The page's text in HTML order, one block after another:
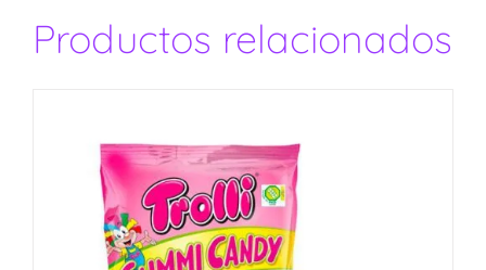
Productos relacionados